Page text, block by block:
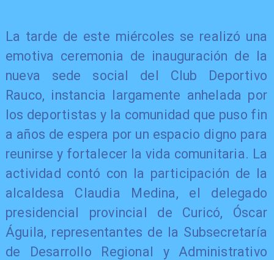
La tarde de este miércoles se realizó una
emotiva ceremonia de inauguración de la
nueva sede social del Club Deportivo
Rauco, instancia largamente anhelada por
los deportistas y la comunidad que puso fin
a años de espera por un espacio digno para
reunirse y fortalecer la vida comunitaria. La
actividad contó con la participación de la
alcaldesa Claudia Medina, el delegado
presidencial provincial de Curicó, Óscar
Águila, representantes de la Subsecretaría
de Desarrollo Regional y Administrativo